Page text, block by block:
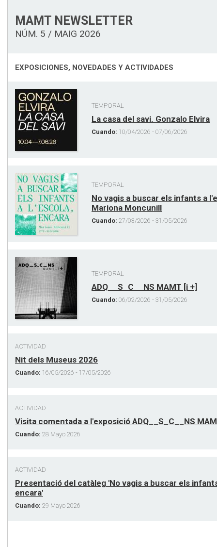
MAMT NEWSLETTER
NÚM. 5 / MAIG 2026
EXPOSICIONES, NOVEDADES Y ACTIVIDADES
TEMPORAL
La casa del savi. Gonzalo Elvira
Cuando: 10/04/2026 - 07/06/2026
TEMPORAL
No vagis a buscar els infants a
Mariona Moncunill
Cuando: 27/03/2026 - 31/05/2026
TEMPORAL
ADQ__S_C__NS MAMT [i +]
Cuando: 06/02/2026 - 31/05/2026
ACTIVIDAD
Nit dels Museus 2026
Cuando: 16/05/2026 - 17/05/2026
ACTIVIDAD
Visita comentada a l'exposició ADQ__S_C__NS
Cuando: 28 Mayo 2026
ACTIVIDAD
Presentació del catàleg 'No vagis a buscar els
encara'
Cuando: 29 Mayo 2026